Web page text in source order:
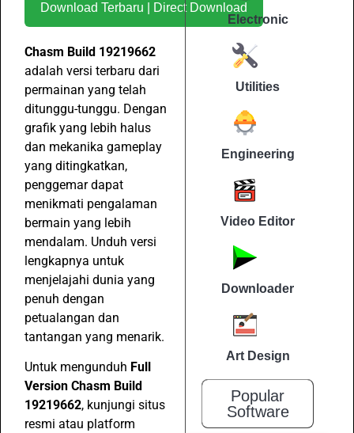
Download Terbaru | Direct Download
Chasm Build 19219662
adalah versi terbaru dari
permainan yang telah
ditunggu-tunggu. Dengan
grafik yang lebih halus
dan mekanika gameplay
yang ditingkatkan,
penggemar dapat
menikmati pengalaman
bermain yang lebih
mendalam. Unduh versi
lengkapnya untuk
menjelajahi dunia yang
penuh dengan
petualangan dan
tantangan yang menarik.
Untuk mengunduh Full
Version Chasm Build
19219662, kunjungi situs
resmi atau platform
Electronic
Utilities
Engineering
Video Editor
Downloader
Art Design
Popular
Software